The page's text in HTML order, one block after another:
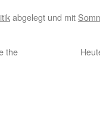
abgelegt und mit
the